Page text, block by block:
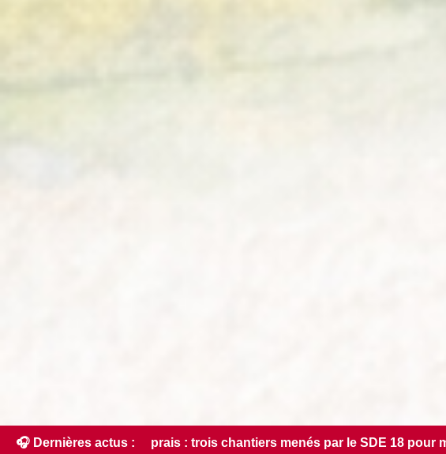
🎧 Dernières actus :
par le SDE 18 pour moderniser les infrastructures locales - Le